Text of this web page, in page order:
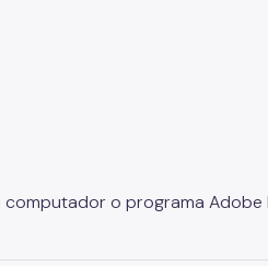
o programa Adobe